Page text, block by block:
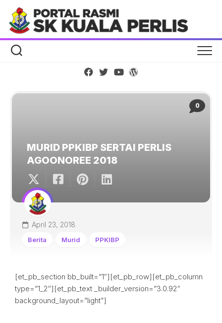
content
0
MURID PPKIBP SERTAI PERLIS
AGOONOREE 2018
April 23, 2018
Berita Murid PPKIBP
[et_pb_section bb_built=”1″][et_pb_row][et_pb_column
type=”1_2″][et_pb_text _builder_version=”3.0.92″
background_layout=”light”]